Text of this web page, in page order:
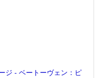
ジ - ベートーヴェン：ピ